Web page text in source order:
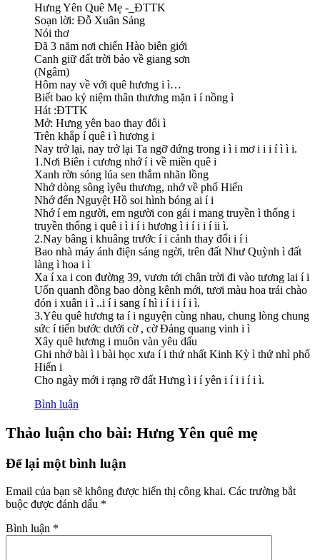
Hưng Yên Quê Mẹ -_ĐTTK
Soạn lời: Đỗ Xuân Sảng
Nói thơ
Đã 3 năm nơi chiến Hào biên giới
Canh giữ đất trời bảo về giang sơn
(Ngâm)
Hôm nay về với quê hương i ì…
Biết bao kỷ niệm thân thương mặn i í nồng ì
Hát :ĐTTK
Mở: Hưng yên bao thay đổi ì
Trên khắp í quê i ì hương i
Nay trở lại, nay trở lại Ta ngỡ đứng trong i ì i mơ i i i í ì ì i.
1.Nơi Biên i cương nhớ í i về miền quê i
Xanh rờn sóng lúa sen thắm nhãn lồng
Nhớ dòng sông ìyêu thương, nhớ về phố Hiến
Nhớ đến Nguyệt Hồ soi hình bóng ai í i
Nhớ í em người, em người con gái i mang truyền ì thống i
truyền thống i quê i ì i í i hương ì i í i i í ii ì.
2.Nay bâng i khuâng trước í i cảnh thay đổi i í i
Bao nhà máy ánh điện sáng ngời, trên đất Như Quỳnh ì đất
làng ì hoa i ì
Xa í xa i con đường 39, vươn tới chân trời đi vào tương lai í i
Uốn quanh đồng bao dòng kênh mới, tươi màu hoa trái chào
đón i xuân i ì ..i í i sang í hì i í i i í i ì.
3.Yêu quê hương ta í i nguyện cùng nhau, chung lòng chung
sức í tiến bước dưới cờ , cờ Đảng quang vinh i ì
Xây quê hương i muôn vàn yêu dấu
Ghi nhớ bài ì i bài học xưa í i thứ nhất Kinh Kỳ ì thứ nhì phố
Hiến i
Cho ngày mới i rạng rỡ đất Hưng ì i í yên i í i i í i ì.
Bình luận
Thảo luận cho bài: Hưng Yên quê mẹ
Để lại một bình luận
Email của bạn sẽ không được hiển thị công khai. Các trường bắt
buộc được đánh dấu *
Bình luận *